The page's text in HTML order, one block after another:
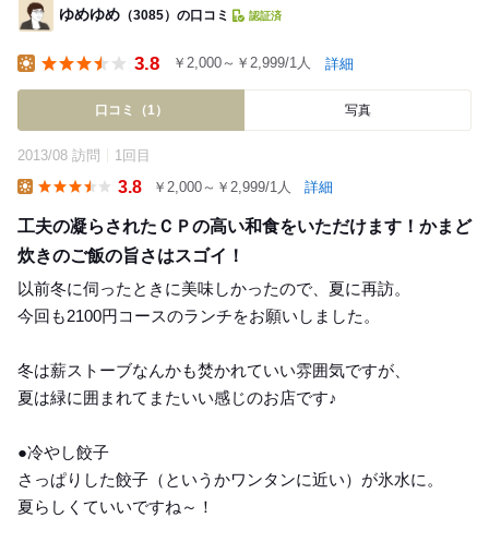
ゆめゆめ （3085）の口コミ 認証済
3.8 ￥2,000～￥2,999/1人 詳細
口コミ（1） 写真
2013/08 訪問 1回目
3.8 ￥2,000～￥2,999/1人 詳細
工夫の凝らされたＣＰの高い和食をいただけます！かまど
炊きのご飯の旨さはスゴイ！
以前冬に伺ったときに美味しかったので、夏に再訪。
今回も2100円コースのランチをお願いしました。
冬は薪ストーブなんかも焚かれていい雰囲気ですが、
夏は緑に囲まれてまたいい感じのお店です♪
●冷やし餃子
さっぱりした餃子（というかワンタンに近い）が氷水に。
夏らしくていいですね～！